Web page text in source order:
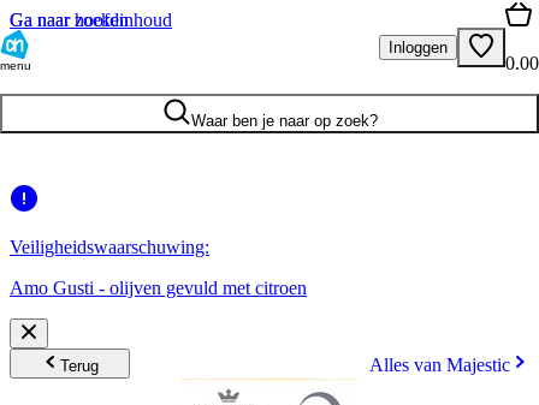
Ga naar hoofdinhoud
Ga naar zoeken
menu
Inloggen
0.00
Waar ben je naar op zoek?
Veiligheidswaarschuwing:
Amo Gusti - olijven gevuld met citroen
Terug Alles van Majestic